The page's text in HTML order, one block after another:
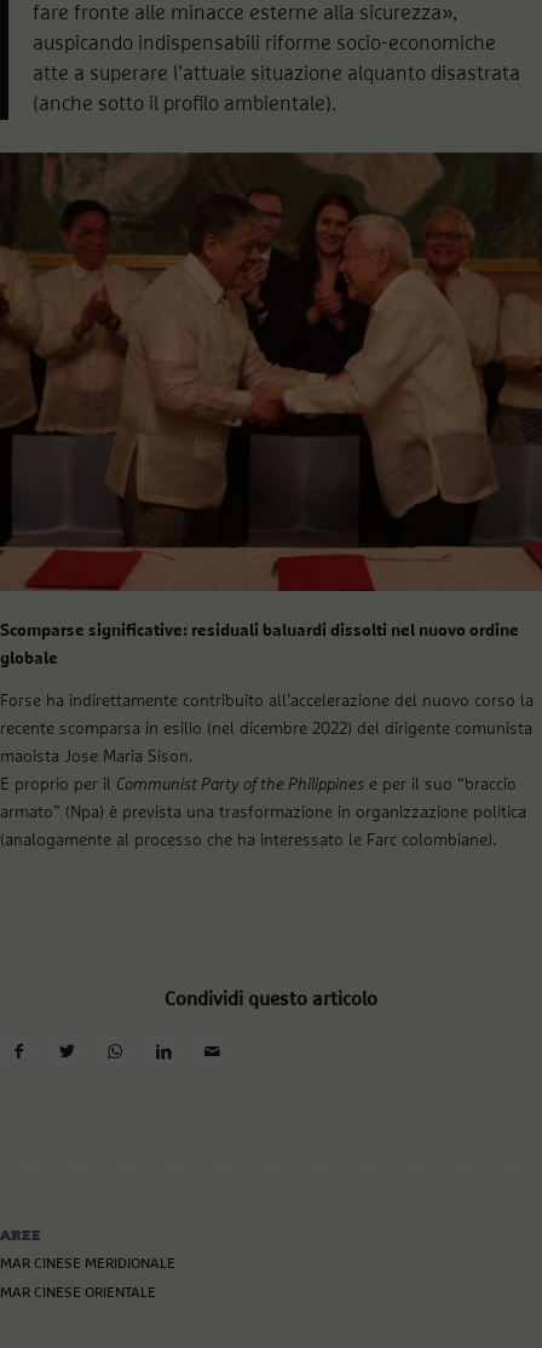
fare fronte alle minacce esterne alla sicurezza»,
auspicando indispensabili riforme socio-economiche
atte a superare l’attuale situazione alquanto disastrata
(anche sotto il profilo ambientale).
Scomparse significative: residuali baluardi dissolti nel nuovo ordine
globale
Forse ha indirettamente contribuito all’accelerazione del nuovo corso la
recente scomparsa in esilio (nel dicembre 2022) del dirigente comunista
maoista Jose Maria Sison.
E proprio per il Communist Party of the Philippines e per il suo “braccio
armato” (Npa) è prevista una trasformazione in organizzazione politica
(analogamente al processo che ha interessato le Farc colombiane).
Condividi questo articolo
AREE
MAR CINESE MERIDIONALE
MAR CINESE ORIENTALE